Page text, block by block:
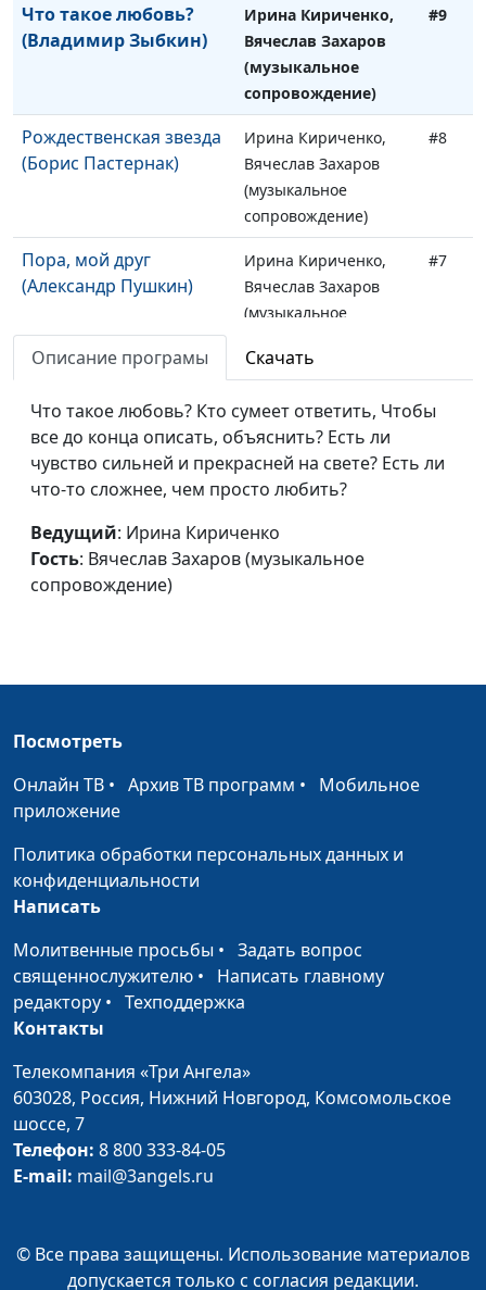
Что такое любовь?
(Владимир Зыбкин)
Ирина Кириченко,
Вячеслав Захаров
(музыкальное
сопровождение)
#9
Рождественская звезда
(Борис Пастернак)
Ирина Кириченко,
Вячеслав Захаров
(музыкальное
сопровождение)
#8
Пора, мой друг
(Александр Пушкин)
Ирина Кириченко,
Вячеслав Захаров
(музыкальное
#7
дому (Анна Ахматова)
Ирина Кириченко,
Вячеслав Захаров
(музыкальное
сопровождение)
#6
чувства любви
(Константин Льдов)
Вячеслав Захаров
(музыкальное
(Михаил Лермонтов)
(музыкальное
Ночью мне виделся
Кто-то таинственный
(Михаил Лермонтов)
Вячеслав Захаров
Когда волнуется
желтеющая нива
сопровождение)
Ребенок (Константин
Бальмонт)
сопровождение)
Описание програмы Скачать
Что такое любовь? Кто сумеет ответить, Чтобы
все до конца описать, объяснить? Есть ли
чувство сильней и прекрасней на свете? Есть ли
что-то сложнее, чем просто любить?
Ведущий: Ирина Кириченко
Гость: Вячеслав Захаров (музыкальное
сопровождение)
Посмотреть
Онлайн ТВ • Архив ТВ программ • Мобильное
приложение
Политика обработки персональных данных и
конфиденциальности
Написать
Молитвенные просьбы • Задать вопрос
священнослужителю • Написать главному
редактору • Техподдержка
Контакты
Телекомпания «Три Ангела»
603028, Россия, Нижний Новгород, Комсомольское
шоссе, 7
Телефон: 8 800 333-84-05
E-mail: mail@3angels.ru
© Все права защищены. Использование материалов
допускается только с согласия редакции.